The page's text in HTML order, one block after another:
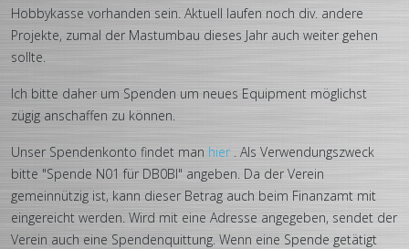
Hobbykasse vorhanden sein. Aktuell laufen noch div. andere
Projekte, zumal der Mastumbau dieses Jahr auch weiter gehen
sollte.
Ich bitte daher um Spenden um neues Equipment möglichst
zügig anschaffen zu können.
Unser Spendenkonto findet man hier. Als Verwendungszweck
bitte "Spende N01 für DB0BI" angeben. Da der Verein
gemeinnützig ist, kann dieser Betrag auch beim Finanzamt mit
eingereicht werden. Wird mit eine Adresse angegeben, sendet der
Verein auch eine Spendenquittung. Wenn eine Spende getätigt